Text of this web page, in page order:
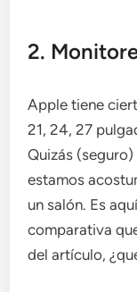
2.
Apple tiene
21, 24, 27
Quizás
estamos
un salón. Es
comparativa
del artículo,